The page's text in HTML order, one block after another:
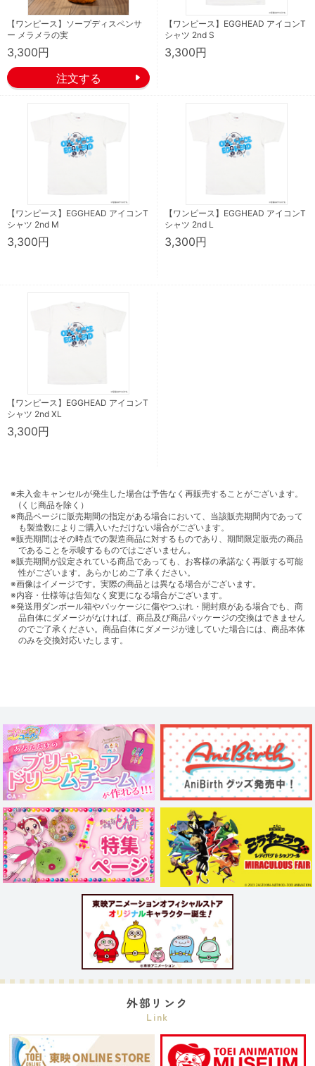
【ワンピース】ソープディスペンサ
ー メラメラの実
3,300円
【ワンピース】EGGHEAD アイコンT
シャツ 2nd S
3,300円
【ワンピース】EGGHEAD アイコンT
シャツ 2nd M
3,300円
【ワンピース】EGGHEAD アイコンT
シャツ 2nd L
3,300円
【ワンピース】EGGHEAD アイコンT
シャツ 2nd XL
3,300円
※未入金キャンセルが発生した場合は予告なく再販売することがございます。
(くじ商品を除く）
※商品ページに販売期間の指定がある場合において、当該販売期間内であって
も製造数によりご購入いただけない場合がございます。
※販売期間はその時点での製造商品に対するものであり、期間限定販売の商品
であることを示唆するものではございません。
※販売期間が設定されている商品であっても、お客様の承諾なく再販する可能
性がございます。あらかじめご了承ください。
※画像はイメージです。実際の商品とは異なる場合がございます。
※内容・仕様等は告知なく変更になる場合がございます。
※発送用ダンボール箱やパッケージに傷やつぶれ・開封痕がある場合でも、商
品自体にダメージがなければ、商品及び商品パッケージの交換はできません
のでご了承ください。商品自体にダメージが達していた場合には、商品本体
のみを交換対応いたします。
外部リンク
Link